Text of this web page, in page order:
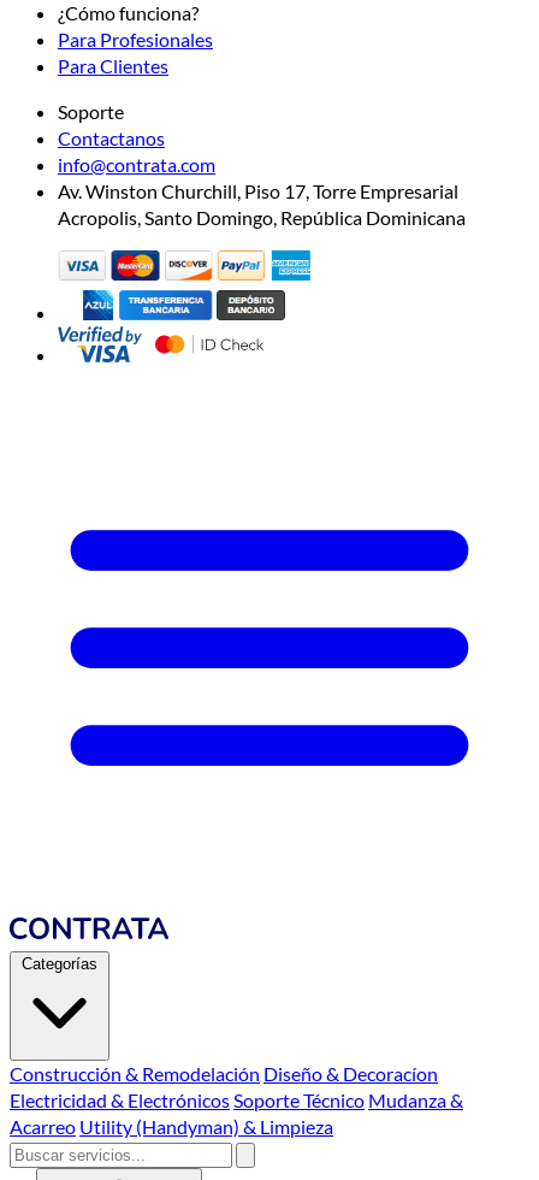
¿Cómo funciona?
Para Profesionales
Para Clientes
Soporte
Contactanos
info@contrata.com
Av. Winston Churchill, Piso 17, Torre Empresarial
Acropolis, Santo Domingo, República Dominicana
Categorías
Construcción & Remodelación Diseño & Decoracíon
Electricidad & ElectrónicosSoporte Técnico Mudanza &
Acarreo Utility (Handyman) & Limpieza